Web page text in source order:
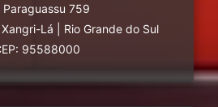
Paraguassu 759
Xangri-Lá
Rio Grande do Sul
95588000